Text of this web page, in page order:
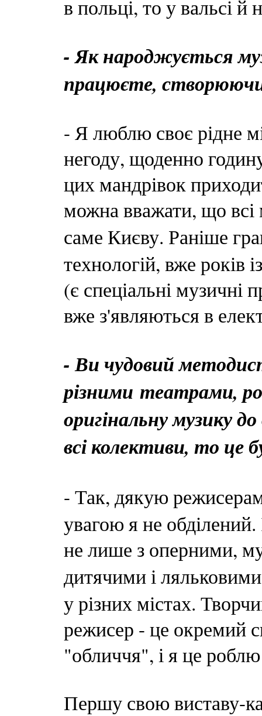
в польці, то у вальсі
- Як народжується
працюєте,
- Я люблю своє рідне
негоду, щоденно
цих мандрівок
можна вважати, що всі
саме Києву. Раніше
технологій, вже років
(є спеціальні музичні
вже з'являються в
- Ви чудовий
різними театрами,
оригінальну музику
всі колективи, то це
- Так, дякую
увагою я не
не лише з оперними,
дитячими і
у різних містах.
режисер - це окремий
"обличчя", і я це
Першу свою виставу-